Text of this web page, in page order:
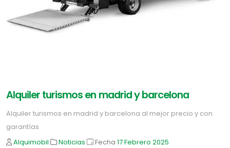
Alquiler turismos en madrid y barcelona
Alquiler turismos en madrid y barcelona al mejor precio y con
garantías
Alquimobil
Noticias Fecha 17 Febrero 2025